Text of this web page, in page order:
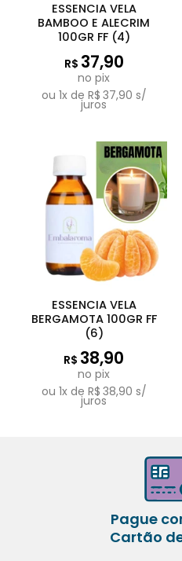
ESSENCIA VELA
BAMBOO E ALECRIM
100GR FF (4)
R$ 37,90
no pix
ou 1x de R$ 37,90 s/
juros
ESSENCIA VELA
BERGAMOTA 100GR FF
(6)
R$ 38,90
no pix
ou 1x de R$ 38,90 s/
juros
Pague
Cartão